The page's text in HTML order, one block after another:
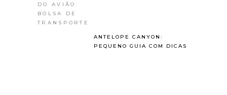
ANTELOPE CANYON:
PEQUENO GUIA COM DICAS